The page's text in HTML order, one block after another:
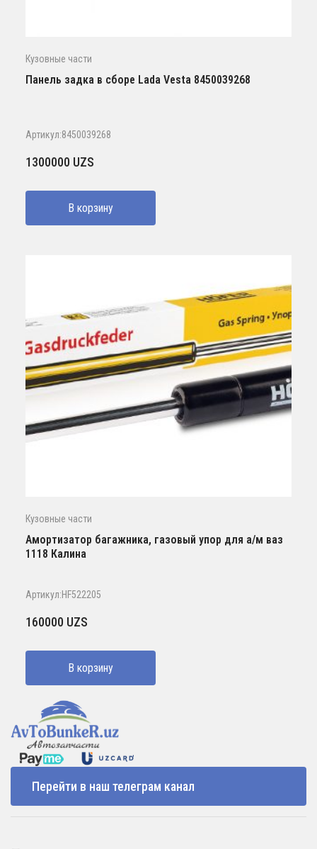
Кузовные части
Панель задка в сборе Lada Vesta 8450039268
Артикул:8450039268
1300000 UZS
В корзину
Кузовные части
Амортизатор багажника, газовый упор для а/м ваз
1118 Калина
Артикул:HF522205
160000 UZS
В корзину
Перейти в наш телеграм канал